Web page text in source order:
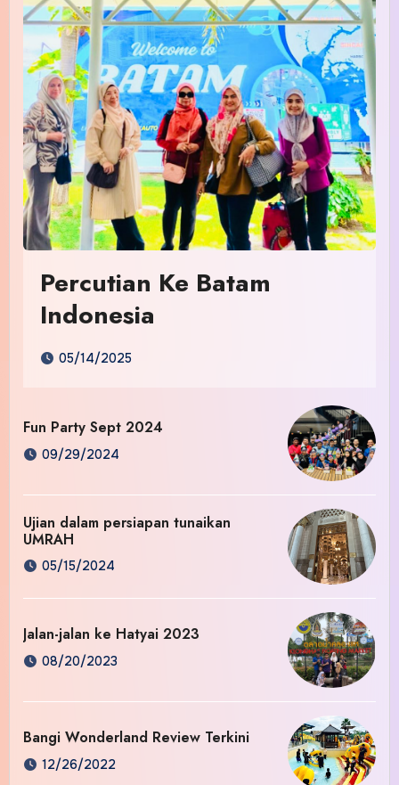
Percutian Ke Batam
Indonesia
05/14/2025
Fun Party Sept 2024
09/29/2024
Ujian dalam persiapan tunaikan
UMRAH
05/15/2024
Jalan-jalan ke Hatyai 2023
08/20/2023
Bangi Wonderland Review Terkini
12/26/2022